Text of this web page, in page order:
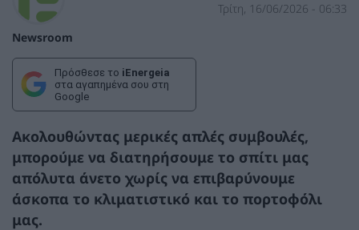
Newsroom
Τρίτη, 16/06/2026 - 06:33
Πρόσθεσε το iEnergeia
στα αγαπημένα σου στη
Google
Ακολουθώντας μερικές απλές συμβουλές,
μπορούμε να διατηρήσουμε το σπίτι μας
απόλυτα άνετο χωρίς να επιβαρύνουμε
άσκοπα το κλιματιστικό και το πορτοφόλι
μας.